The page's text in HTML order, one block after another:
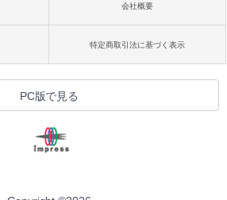
会社概要
特定商取引法に基づく表示
PC版で見る